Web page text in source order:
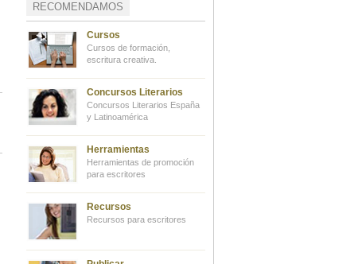
RECOMENDAMOS
Cursos
Cursos de formación,
escritura creativa.
Concursos Literarios
Concursos Literarios España
y Latinoamérica
Herramientas
Herramientas de promoción
para escritores
Recursos
Recursos para escritores